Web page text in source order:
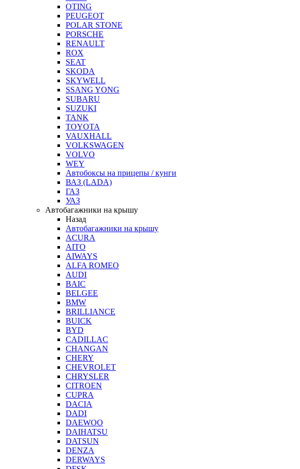
OTING
PEUGEOT
POLAR STONE
PORSCHE
RENAULT
ROX
SEAT
SKODA
SKYWELL
SSANG YONG
SUBARU
SUZUKI
TANK
TOYOTA
VAUXHALL
VOLKSWAGEN
VOLVO
WEY
Автобоксы на прицепы / кунги
ВАЗ (LADA)
ГАЗ
УАЗ
Автобагажники на крышу
Назад
Автобагажники на крышу
ACURA
AITO
AIWAYS
ALFA ROMEO
AUDI
BAIC
BELGEE
BMW
BRILLIANCE
BUICK
BYD
CADILLAC
CHANGAN
CHERY
CHEVROLET
CHRYSLER
CITROEN
CUPRA
DACIA
DADI
DAEWOO
DAIHATSU
DATSUN
DENZA
DERWAYS